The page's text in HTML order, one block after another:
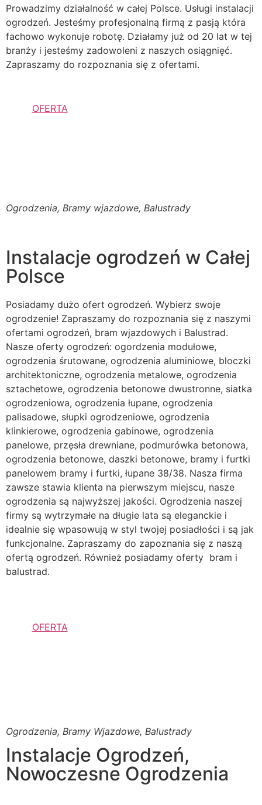
Prowadzimy działalność w całej Polsce. Usługi instalacji
ogrodzeń. Jesteśmy profesjonalną firmą z pasją która
fachowo wykonuje robotę. Działamy już od 20 lat w tej
branży i jesteśmy zadowoleni z naszych osiągnięć.
Zapraszamy do rozpoznania się z ofertami.
OFERTA
Ogrodzenia, Bramy wjazdowe, Balustrady
Instalacje ogrodzeń w Całej
Polsce
Posiadamy dużo ofert ogrodzeń. Wybierz swoje
ogrodzenie! Zapraszamy do rozpoznania się z naszymi
ofertami ogrodzeń, bram wjazdowych i Balustrad.
Nasze oferty ogrodzeń: ogordzenia modułowe,
ogrodzenia śrutowane, ogrodzenia aluminiowe, bloczki
architektoniczne, ogrodzenia metalowe, ogrodzenia
sztachetowe, ogrodzenia betonowe dwustronne, siatka
ogrodzeniowa, ogrodzenia łupane, ogrodzenia
palisadowe, słupki ogrodzeniowe, ogrodzenia
klinkierowe, ogrodzenia gabinowe, ogrodzenia
panelowe, przęsła drewniane, podmurówka betonowa,
ogrodzenia betonowe, daszki betonowe, bramy i furtki
panelowem bramy i furtki, łupane 38/38. Nasza firma
zawsze stawia klienta na pierwszym miejscu, nasze
ogrodzenia są najwyższej jakości. Ogrodzenia naszej
firmy są wytrzymałe na długie lata są eleganckie i
idealnie się wpasowują w styl twojej posiadłości i są jak
funkcjonalne. Zapraszamy do zapoznania się z naszą
ofertą ogrodzeń. Również posiadamy oferty bram i
balustrad.
OFERTA
Ogrodzenia, Bramy Wjazdowe, Balustrady
Instalacje Ogrodzeń,
Nowoczesne Ogrodzenia